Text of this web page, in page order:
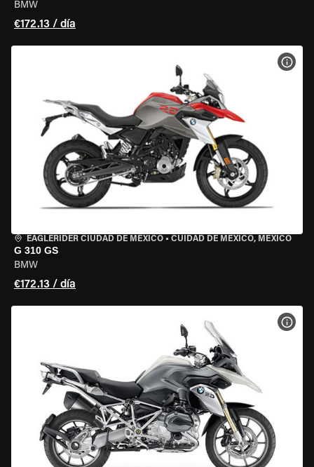
BMW
€172.13 / día
EAGLERIDER CIUDAD DE MÉXICO • CUIDAD DE MEXICO, MEXICO
G 310 GS
BMW
€172.13 / día
VER
VER